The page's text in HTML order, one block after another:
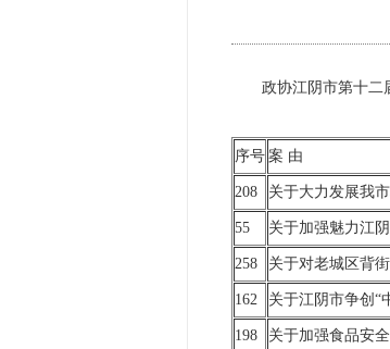
政协江阴市第十二
序号 案 由
208 关于大力发展我
55 关于加强魅力江
258 关于对老城区背
162 关于江阴市争创“
198 关于加强食品安